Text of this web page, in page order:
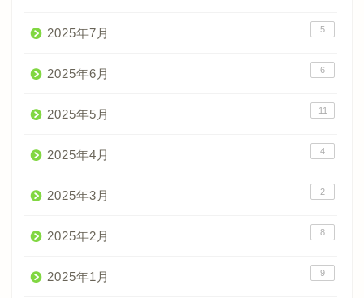
2025年7月 5
2025年6月 6
2025年5月 11
2025年4月 4
2025年3月 2
2025年2月 8
2025年1月 9